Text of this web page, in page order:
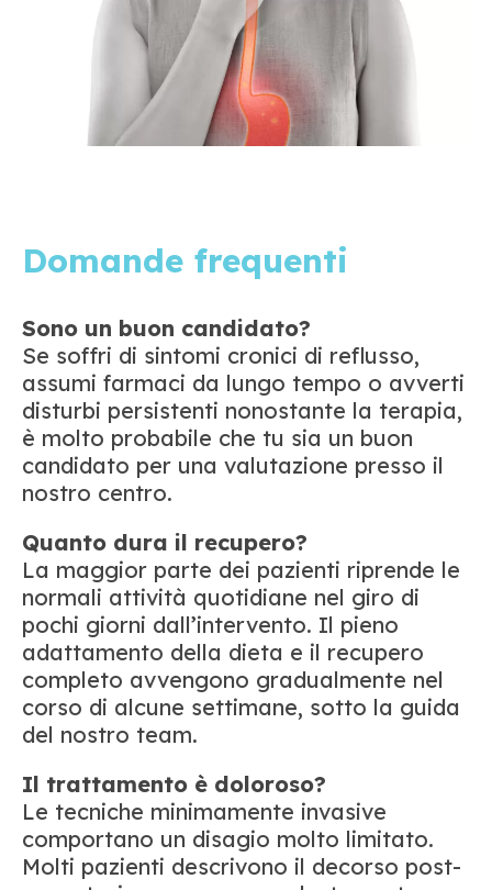
Domande frequenti
Sono un buon candidato?
Se soffri di sintomi cronici di reflusso,
assumi farmaci da lungo tempo o avverti
disturbi persistenti nonostante la terapia,
è molto probabile che tu sia un buon
candidato per una valutazione presso il
nostro centro.
Quanto dura il recupero?
La maggior parte dei pazienti riprende le
normali attività quotidiane nel giro di
pochi giorni dall’intervento. Il pieno
adattamento della dieta e il recupero
completo avvengono gradualmente nel
corso di alcune settimane, sotto la guida
del nostro team.
Il trattamento è doloroso?
Le tecniche minimamente invasive
comportano un disagio molto limitato.
Molti pazienti descrivono il decorso post-